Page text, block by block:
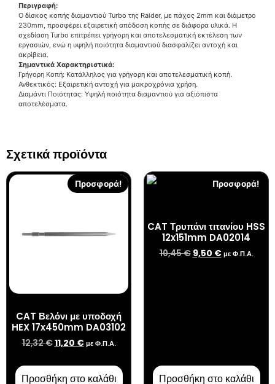
Περιγραφή:
Ο δίσκος κοπής διαμαντιού Turbo της Raider, με πάχος 2mm και διάμετρο
230mm, προσφέρει εξαιρετική απόδοση κοπής σε διάφορα υλικά. Η
σχεδίαση Turbo επιτρέπει γρήγορη και αποτελεσματική εκτέλεση των
εργασιών, ενώ η υψηλή ποιότητα διαμαντιού διασφαλίζει αντοχή και
ακρίβεια.
Σημαντικά Χαρακτηριστικά:
Γρήγορη Κοπή: Κατάλληλος για γρήγορη και αποτελεσματική κοπή.
Ανθεκτικός: Εξαιρετική αντοχή για μακροχρόνια χρήση.
Διαμάντι Ποιότητας: Υψηλή ποιότητα διαμαντιού για αξιόπιστα
αποτελέσματα.
Σχετικά προϊόντα
Προσφορά!
CAT Βελόνι με υποδοχή
HEX 17x450mm DA03102
12,32€11,20 € με Φ.Π.Α.
Προσθήκη στο καλάθι
Προσφορά!
CAT Τρυπάνι τιτανίου HSS
12x151mm DA02014
10,45€ 9,50 € με Φ.Π.Α.
Προσθήκη στο καλάθι